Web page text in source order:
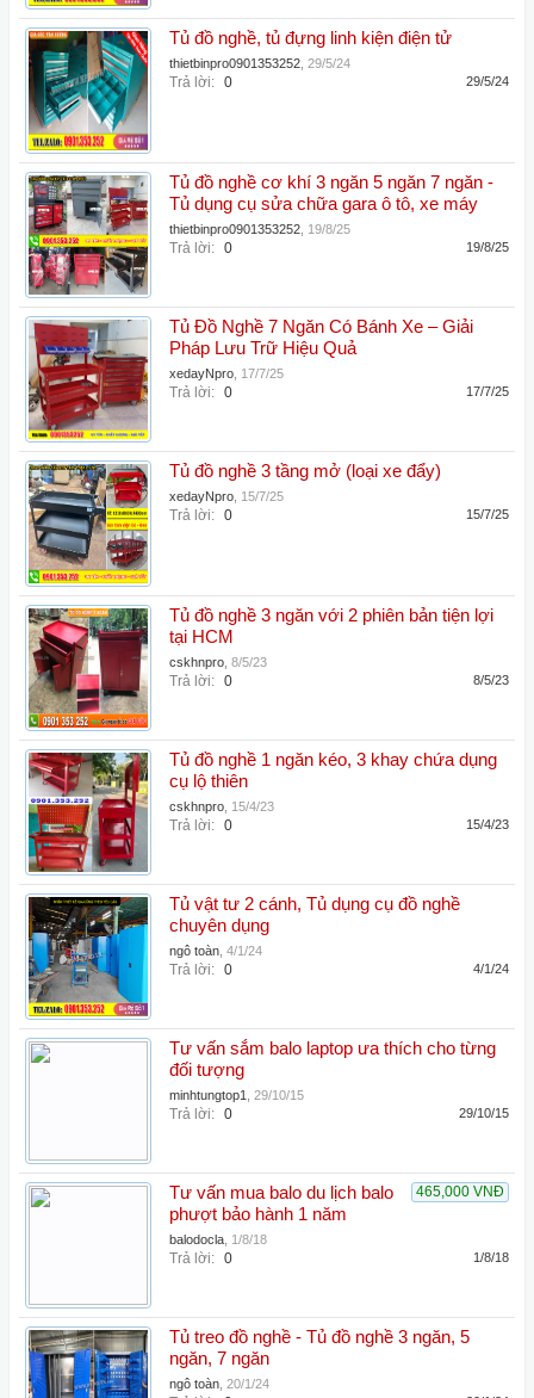
Tủ đồ nghề, tủ đựng linh kiện điện tử
thietbinpro0901353252 29/5/24
Trả lời: 0 29/5/24
Tủ đồ nghề cơ khí 3 ngăn 5 ngăn 7 ngăn -
Tủ dụng cụ sửa chữa gara ô tô, xe máy
thietbinpro0901353252 19/8/25
Trả lời: 0 19/8/25
Tủ Đồ Nghề 7 Ngăn Có Bánh Xe – Giải
Pháp Lưu Trữ Hiệu Quả
xedayNpro 17/7/25
Trả lời: 0 17/7/25
Tủ đồ nghề 3 tầng mở (loại xe đẩy)
xedayNpro 15/7/25
Trả lời: 0 15/7/25
Tủ đồ nghề 3 ngăn với 2 phiên bản tiện lợi
tại HCM
cskhnpro 8/5/23
Trả lời: 0 8/5/23
Tủ đồ nghề 1 ngăn kéo, 3 khay chứa dụng
cụ lộ thiên
cskhnpro 15/4/23
Trả lời: 0 15/4/23
Tủ vật tư 2 cánh, Tủ dụng cụ đồ nghề
chuyên dụng
ngô toàn 4/1/24
Trả lời: 0 4/1/24
Tư vấn sắm balo laptop ưa thích cho từng
đối tượng
minhtungtop1 29/10/15
Trả lời: 0 29/10/15
465,000 VNĐ
Tư vấn mua balo du lịch balo
phượt bảo hành 1 năm
balodocla 1/8/18
Trả lời: 0 1/8/18
Tủ treo đồ nghề - Tủ đồ nghề 3 ngăn, 5
ngăn, 7 ngăn
ngô toàn 20/1/24